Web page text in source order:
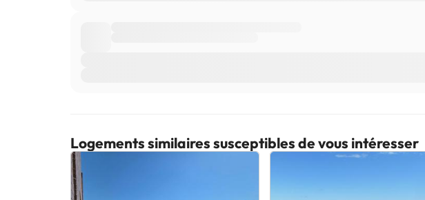
Logements similaires susceptibles de vous intéresser